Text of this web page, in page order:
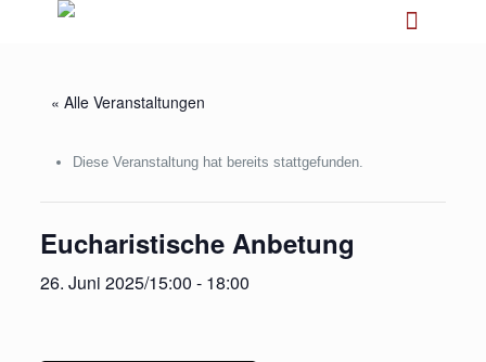
« Alle Veranstaltungen
Diese Veranstaltung hat bereits stattgefunden.
Eucharistische Anbetung
26. Juni 2025/15:00 - 18:00